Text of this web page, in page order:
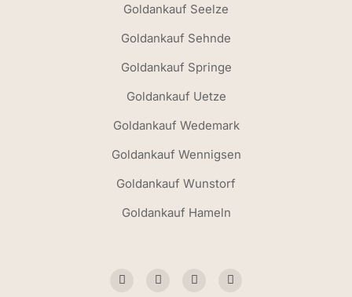
Goldankauf Seelze
Goldankauf Sehnde
Goldankauf Springe
Goldankauf Uetze
Goldankauf Wedemark
Goldankauf Wennigsen
Goldankauf Wunstorf
Goldankauf Hameln